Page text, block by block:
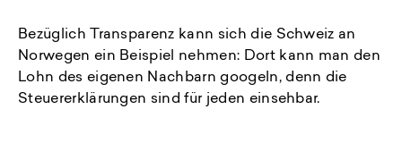
Bezüglich Transparenz kann sich die Schweiz an
Norwegen ein Beispiel nehmen: Dort kann man den
Lohn des eigenen Nachbarn googeln, denn die
Steuererklärungen sind für jeden einsehbar.